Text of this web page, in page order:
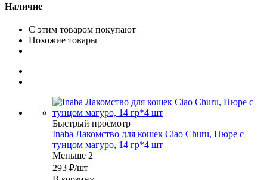
Наличие
С этим товаром покупают
Похожие товары
Быстрый просмотр
Inaba Лакомство для кошек Ciao Churu, Пюре с
тунцом магуро, 14 гр*4 шт
Меньше 2
293 ₽/шт